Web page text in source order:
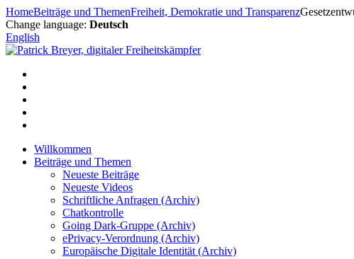
Zum
Inhalt
springen
HomeBeiträge und ThemenFreiheit, Demokratie und Transparenz
Change language: Deutsch
English
Willkommen
Beiträge und Themen
Neueste Beiträge
Neueste Videos
Schriftliche Anfragen (Archiv)
Chatkontrolle
Going Dark-Gruppe (Archiv)
ePrivacy-Verordnung (Archiv)
Europäische Digitale Identität (Archiv)